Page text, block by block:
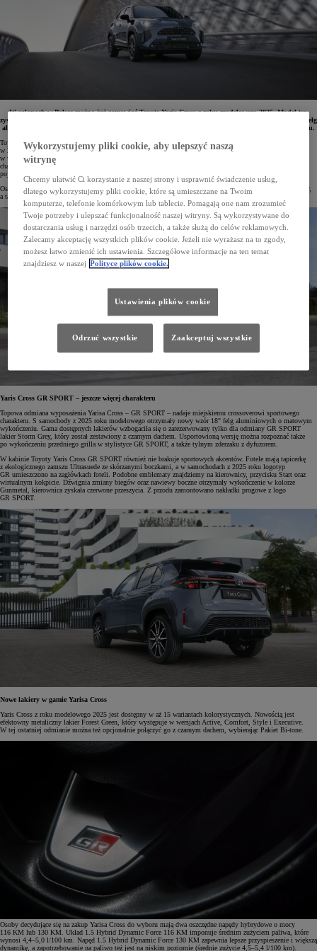
W salonach w Polsce można już zamawiać Toyotę Yaris Cross z roku modelowego 2025. Model ten
zyskał zupełnie nowy lakier Forest Green oraz odświeżoną wersję GR SPORT z nowym wzorem 18" felg
aluminiowych oraz zarezerwowanym dla niej kolorem nadwozia Storm Grey. Produkcja ruszy w maju.
Toyota Yaris Cross to lider segmentu B-SUV oraz najpopularniejszy model marki w Europie. Tylko
w 2024 roku klienci kupili ponad 200 tys. egzemplarzy tego crossovera. Samochód jest wyposażony
w wydajne napędy hybrydowe, a także najnowsze technologie oraz systemy bezpieczeństwa. Pojazd
charakteryzują kompaktowe wymiary zewnętrzne, które ułatwiają poruszanie się w mieście. Wnętrze jest
pojemne i komfortowe.
Ostatnio Toyota odświeżyła gamę Yarisa Cross. Auto z roku modelowego 2025 zyskało nową paletę lakierów,
a także jeszcze atrakcyjniejszą wersję GR SPORT.
Yaris Cross GR SPORT – jeszcze więcej charakteru
Topowa odmiana wyposażenia Yarisa Cross – GR SPORT – nadaje miejskiemu crossoverowi sportowego
charakteru. S samochody z 2025 roku modelowego otrzymały nowy wzór 18" felg aluminiowych o matowym
wykończeniu. Gama dostępnych lakierów wzbogaciła się o zarezerwowany tylko dla odmiany GR SPORT
lakier Storm Grey, który został zestawiony z czarnym dachem. Usportowioną wersję można rozpoznać także
po wykończeniu przedniego grilla w stylistyce GR SPORT, a także tylnym zderzaku z dyfuzorem.
W kabinie Toyoty Yaris Cross GR SPORT również nie brakuje sportowych akcentów. Fotele mają tapicerkę
z ekologicznego zamszu Ultrasuede ze skórzanymi boczkami, a w samochodach z 2025 roku logotyp
GR umieszczono na zagłówkach foteli. Podobne emblematy znajdziemy na kierownicy, przycisku Start oraz
wirtualnym kokpicie. Dźwignia zmiany biegów oraz nawiewy boczne otrzymały wykończenie w kolorze
Gunmetal, kierownica zyskała czerwone przeszycia. Z przodu zamontowano nakładki progowe z logo
GR SPORT.
Nowe lakiery w gamie Yarisa Cross
Yaris Cross z roku modelowego 2025 jest dostępny w aż 15 wariantach kolorystycznych. Nowością jest
efektowny metaliczny lakier Forest Green, który występuje w wersjach Active, Comfort, Style i Executive.
W tej ostatniej odmianie można też opcjonalnie połączyć go z czarnym dachem, wybierając Pakiet Bi-tone.
Osoby decydujące się na zakup Yarisa Cross do wyboru mają dwa oszczędne napędy hybrydowe o mocy
116 KM lub 130 KM. Układ 1.5 Hybrid Dynamic Force 116 KM imponuje średnim zużyciem paliwa, które
wynosi 4,4–5,0 l/100 km. Napęd 1.5 Hybrid Dynamic Force 130 KM zapewnia lepsze przyspieszenie i większą
dynamikę, a zapotrzebowanie na paliwo też jest na niskim poziomie (średnie zużycie 4,5–5,4 l/100 km).
Wykorzystujemy pliki cookie, aby ulepszyć naszą
witrynę
Chcemy ułatwić Ci korzystanie z naszej strony i usprawnić świadczenie usług,
dlatego wykorzystujemy pliki cookie, które są umieszczane na Twoim
komputerze, telefonie komórkowym lub tablecie. Pomagają one nam zrozumieć
Twoje potrzeby i ulepszać funkcjonalność naszej witryny. Są wykorzystywane do
dostarczania usług i narzędzi osób trzecich, a także służą do celów reklamowych.
Zalecamy akceptację wszystkich plików cookie. Jeżeli nie wyrażasz na to zgody,
możesz łatwo zmienić ich ustawienia. Szczegółowe informacje na ten temat
znajdziesz w naszej Polityce plików cookie.
Ustawienia plików cookie
Odrzuć wszystkie Zaakceptuj wszystkie